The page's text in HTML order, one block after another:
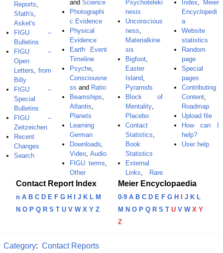
Reports
Sfath's
Asket's
FIGU –
Bulletins
FIGU –
Open
Letters
from
Billy
FIGU –
Special
Bulletins
FIGU –
Zeitzeichen
Recent
Changes
Search
andScience
Photographi
c Evidence
Physical
Evidence
Earth Event
Timeline
Psyche
Consciousne
ss and Ratio
Beamships
Atlantis
Planets
Learning
German
Downloads
Video ,Audio
FIGU terms
Other
Psychoteleki
nesis
Unconscious
ness
Materialkine
sis
Bigfoot
Easter
Island
Pyramids
Block of
Mentality
Placebo
Contact
Statistics
Book
Statistics
External
Links
Rare
Index
Meier
Encyclopedi
a
Website
statistics
Random
page
Special
pages
Contributing
Content,
Roadmap
Upload file
How can I
help?
User help
Contact Report Index Meier Encyclopaedia
n A B C D E F G H J K L M
N O P Q R S T U V W X Y Z
0-9 A B C D E F G H J K L
M N O P Q R S T U V W X Y
Z
Category: Contact Reports